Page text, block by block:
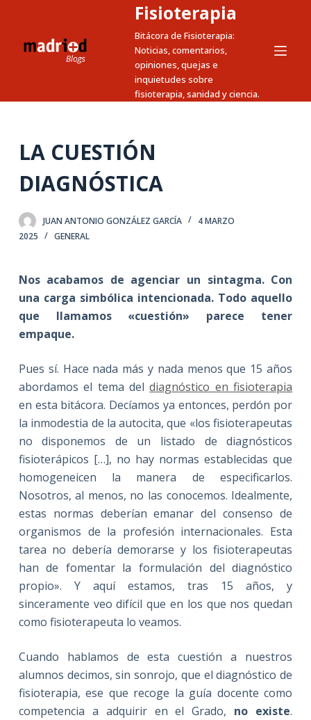
r
e
d
o
Fisioterapia
Bitácora de Fisioterapia:
Noticias, comentarios,
opiniones, quejas e
inquietudes sobre
fisioterapia, sanidad y ciencia.
LA CUESTIÓN
DIAGNÓSTICA
JUAN ANTONIO GONZÁLEZ GARCÍA
4 MARZO
2025
GENERAL
Nos acabamos de agenciar un sintagma. Con
una carga simbólica intencionada. Todo aquello
que llamamos «cuestión» parece tener
empaque.
Pues sí. Hace nada más y nada menos que 15 años
abordamos el tema deldiagnóstico en fisioterapia
en esta bitácora. Decíamos ya entonces, perdón por
la inmodestia de la autocita, que «los fisioterapeutas
no disponemos de un listado de diagnósticos
fisioterápicos […], no hay normas establecidas que
homogeneicen la manera de especificarlos.
Nosotros, al menos, no las conocemos. Idealmente,
estas normas deberían emanar del consenso de
organismos de la profesión internacionales. Esta
tarea no debería demorarse y los fisioterapeutas
han de fomentar la formulación del diagnóstico
propio». Y aquí estamos, tras 15 años, y
sinceramente veo difícil que en los que nos quedan
como fisioterapeuta lo veamos.
Cuando hablamos de esta cuestión a nuestros
alumnos decimos, sin sonrojo, que el diagnóstico de
fisioterapia, ese que recoge la guía docente como
competencia a adquirir en el Grado, no existe.